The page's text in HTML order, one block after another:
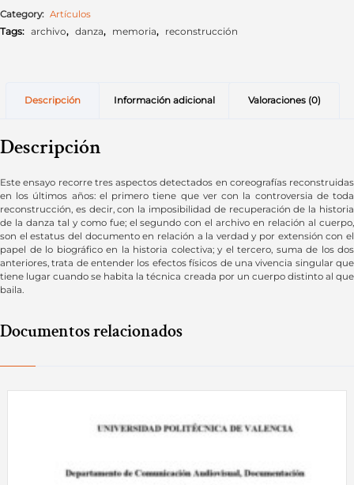
Category: Artículos
Tags: archivo, danza, memoria, reconstrucción
Descripción Información adicional Valoraciones (0)
Descripción
Este ensayo recorre tres aspectos detectados en coreografías reconstruidas
en los últimos años: el primero tiene que ver con la controversia de toda
reconstrucción, es decir, con la imposibilidad de recuperación de la historia
de la danza tal y como fue; el segundo con el archivo en relación al cuerpo,
son el estatus del documento en relación a la verdad y por extensión con el
papel de lo biográfico en la historia colectiva; y el tercero, suma de los dos
anteriores, trata de entender los efectos físicos de una vivencia singular que
tiene lugar cuando se habita la técnica creada por un cuerpo distinto al que
baila.
Documentos relacionados